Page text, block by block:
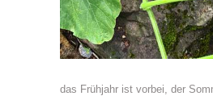
das Frühjahr ist vorbei, der